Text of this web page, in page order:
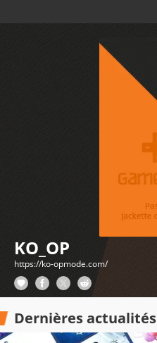
KO_OP
https://ko-opmode.com/
Dernières actualités